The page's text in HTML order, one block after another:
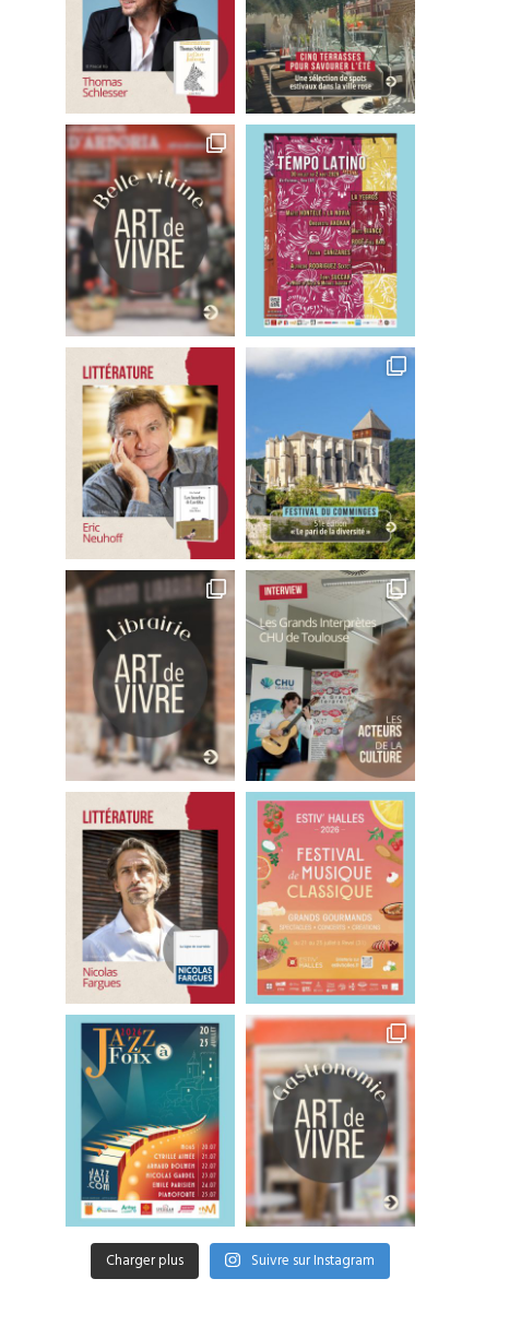
Prodigieux Salomé servie par
une fabuleuse Salomé
2 juin 2026
Salomé, un clash
rythme d’un
25 mai 2026
Charger plus Suivre sur Instagram